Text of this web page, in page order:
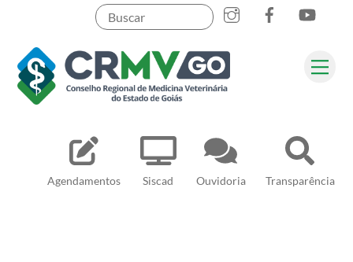
content
Agendamentos Siscad Ouvidoria Transparência
Pesquisar